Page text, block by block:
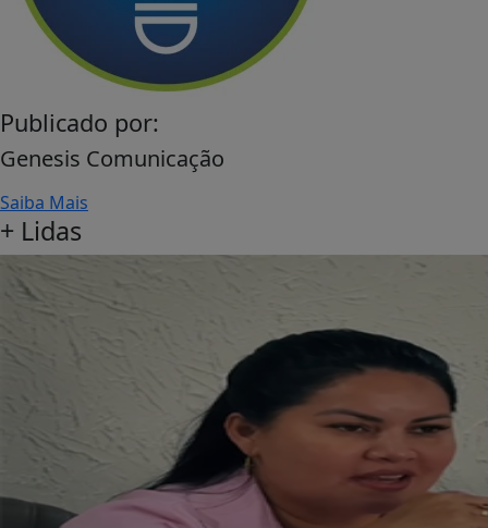
Publicado por:
Genesis Comunicação
Saiba Mais
+ Lidas